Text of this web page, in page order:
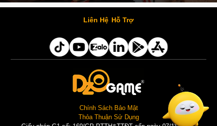
Cùng thưởng thức những hình ảnh cosplay Xiangling trong Genshin Impact siêu dễ thương của người dùng Weibo "阿包也是兔娘"
Liên Hệ Hỗ Trợ
Chính Sách Bảo Mật
Thỏa Thuận Sử Dụng